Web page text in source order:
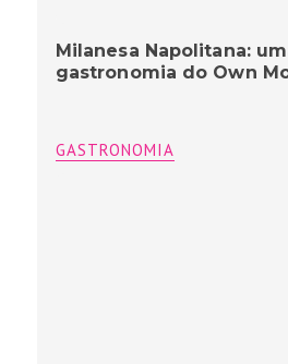
Milanesa Napolitana:
gastronomia do Own
GASTRONOMIA